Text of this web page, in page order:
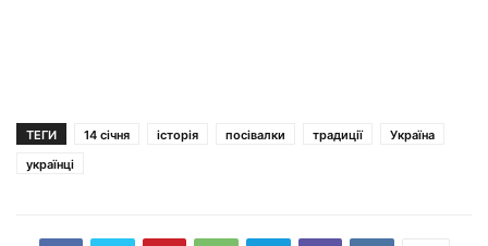
ТЕГИ 14 січня історія посівалки традиції
Україна
українці